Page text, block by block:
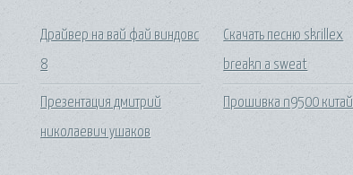
Драйвер на вай фай виндовс
8
Презентация дмитрий
николаевич ушаков
Скачать песню skrillex
breakn a sweat
Прошивка n9500 китай